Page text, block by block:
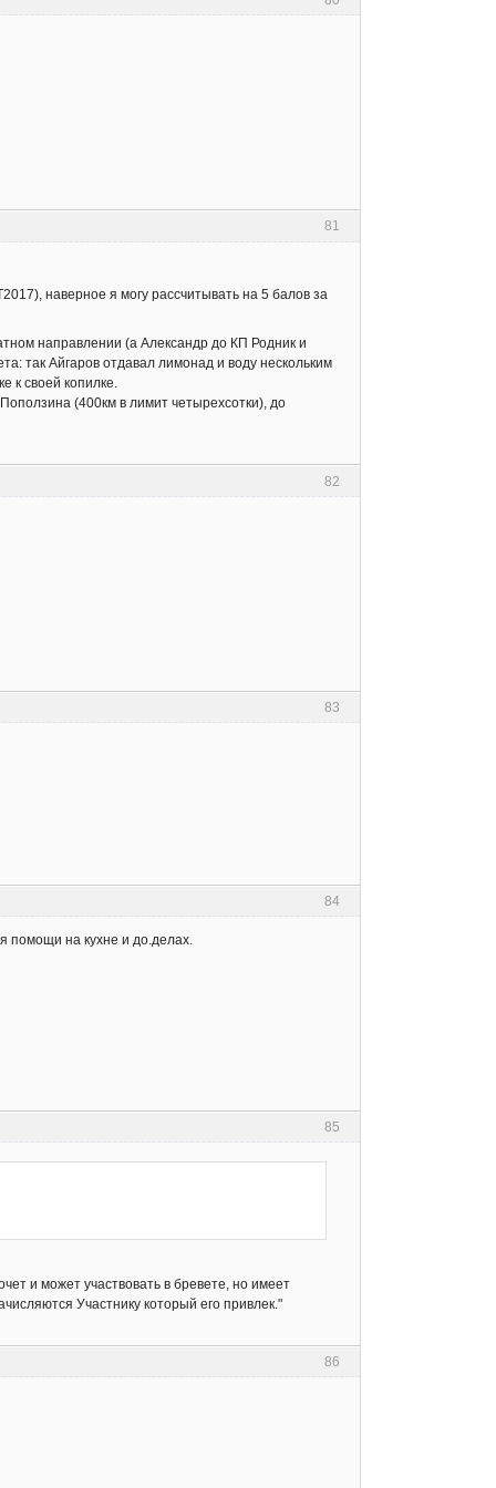
81
наверное я могу рассчитывать на 5 балов за
направлении (а Александр до КП Родник и
так Айгаров отдавал лимонад и воду нескольким
к своей копилке.
(400км в лимит четырехсотки), до
82
83
84
помощи на кухне и до.делах.
85
и может участвовать в бревете, но имеет
Участнику который его привлек."
86